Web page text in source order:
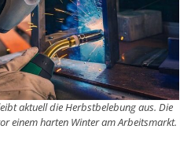
aktuell die Herbstbelebung aus. Die
einem harten Winter am Arbeitsmarkt.